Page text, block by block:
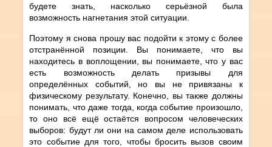
будете знать, насколько серьёзной была
возможность нагнетания этой ситуации.
Поэтому я снова прошу вас подойти к этому с более
отстранённой позиции. Вы понимаете, что вы
находитесь в воплощении, вы понимаете, что у вас
есть возможность делать призывы для
определённых событий, но вы не привязаны к
физическому результату. Конечно, вы также должны
понимать, что даже тогда, когда событие произошло,
то оно всё ещё остаётся вопросом человеческих
выборов: будут ли они на самом деле использовать
это событие для того, чтобы бросить вызов своим